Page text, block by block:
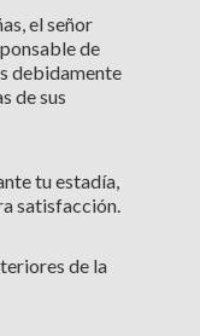
el señor
de
debidamente
de sus
tu estadía,
satisfacción.
de la